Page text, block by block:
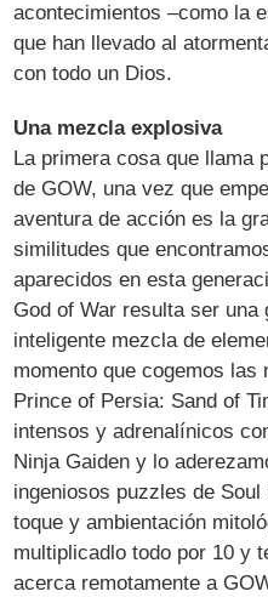
acontecimientos –como la
que han llevado al
con todo un Dios.
Una mezcla explosiva
La primera cosa que llama
de GOW, una vez que
aventura de acción es la
similitudes que
aparecidos en esta
God of War resulta ser una
inteligente mezcla de
momento que cogemos las
Prince of Persia: Sand of
intensos y adrenalínicos
Ninja Gaiden y lo
ingeniosos puzzles de
toque y ambientación
multiplicadlo todo por 10 y
acerca remotamente a